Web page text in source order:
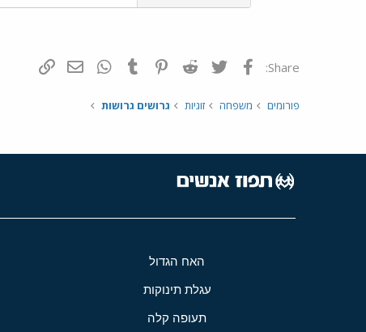
Share: פייסבוק Twitter
Reddit
Pinterest
Tumblr
WhatsAppדואר אלקטרוני
פורומים משפחה זוגיות גרושים גרושות
האח הגדול
עגלת תינוקות
תעופה קלה